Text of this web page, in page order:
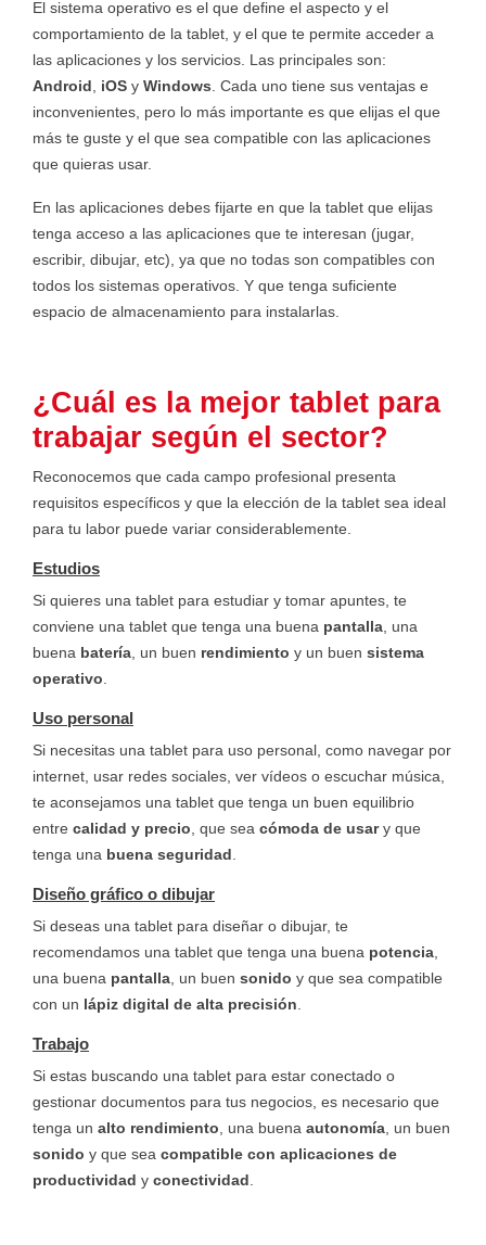
El sistema operativo es el que define el aspecto y el
comportamiento de la tablet, y el que te permite acceder a
las aplicaciones y los servicios. Las principales son:
Android
iOS y Windows . Cada uno tiene sus ventajas e
inconvenientes, pero lo más importante es que elijas el que
más te guste y el que sea compatible con las aplicaciones
que quieras usar.
En las aplicaciones debes fijarte en que la tablet que elijas
tenga acceso a las aplicaciones que te interesan (jugar,
escribir, dibujar, etc), ya que no todas son compatibles con
todos los sistemas operativos. Y que tenga suficiente
espacio de almacenamiento para instalarlas.
¿Cuál es la mejor tablet para
trabajar según el sector?
Reconocemos que cada campo profesional presenta
requisitos específicos y que la elección de la tablet sea ideal
para tu labor puede variar considerablemente.
Estudios
Si quieres una tablet para estudiar y tomar apuntes, te
conviene una tablet que tenga una buena pantalla , una
buena batería , un buen rendimiento y un buen sistema
operativo
Uso personal
Si necesitas una tablet para uso personal, como navegar por
internet, usar redes sociales, ver vídeos o escuchar música,
te aconsejamos una tablet que tenga un buen equilibrio
entre calidad y precio , que sea cómoda de usary que
tenga una buena seguridad
Diseño gráfico o dibujar
Si deseas una tablet para diseñar o dibujar, te
recomendamos una tablet que tenga una buena potencia
una buena pantalla , un buen sonido y que sea compatible
con un lápiz digital de alta precisión
Trabajo
Si estas buscando una tablet para estar conectado o
gestionar documentos para tus negocios, es necesario que
tenga un alto rendimiento , una buena autonomía , un buen
sonido y que sea compatible con aplicaciones de
productividad y conectividad